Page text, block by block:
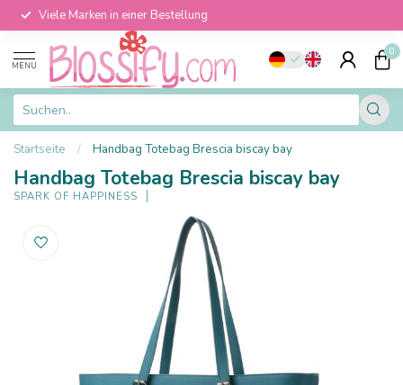
Viele Marken in einer Bestellung
MENU
0
Startseite / Handbag Totebag Brescia biscay bay
Handbag Totebag Brescia biscay bay
SPARK OF HAPPINESS